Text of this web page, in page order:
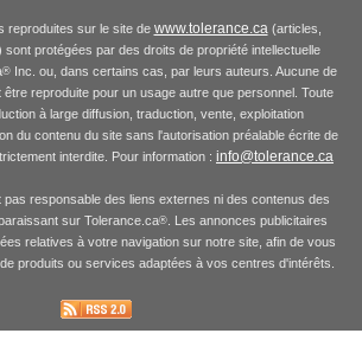
reproduites sur le site de www.tolerance.ca (articles,
sont protégées par des droits de propriété intellectuelle
® Inc. ou, dans certains cas, par leurs auteurs. Aucune de
reproduite pour un usage autre que personnel. Toute
à large diffusion, traduction, vente, exploitation
du contenu du site sans l'autorisation préalable écrite de
interdite. Pour information : info@tolerance.ca
pas responsable des liens externes ni des contenus des
sur Tolerance.ca®. Les annonces publicitaires
relatives à votre navigation sur notre site, afin de vous
produits ou services adaptées à vos centres d'intérêts.